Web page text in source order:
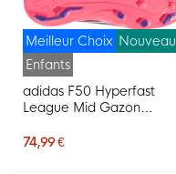
Meilleur Choix Nouveau
Enfants
adidas F50 Hyperfast
League Mid Gazon
Foot (FG) Enfants Blanc
74,99 €